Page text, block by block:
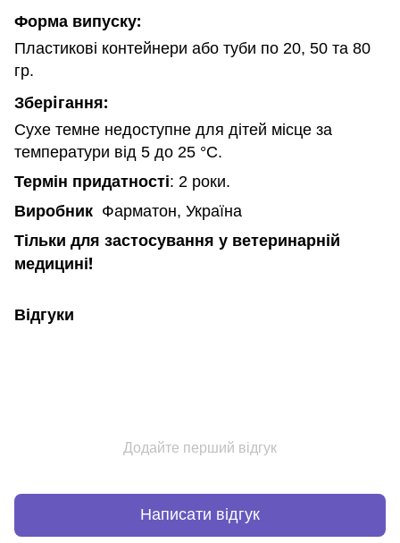
Форма випуску:
Пластикові контейнери або туби по 20, 50 та 80
гр.
Зберiгання:
Сухе темне недоступне для дітей місце за
температури від 5 до 25 °С.
Термін придатності: 2 роки.
Виробник Фарматон, Україна
Тільки для застосування у ветеринарній
медицині!
Відгуки
Додайте перший відгук
Написати відгук